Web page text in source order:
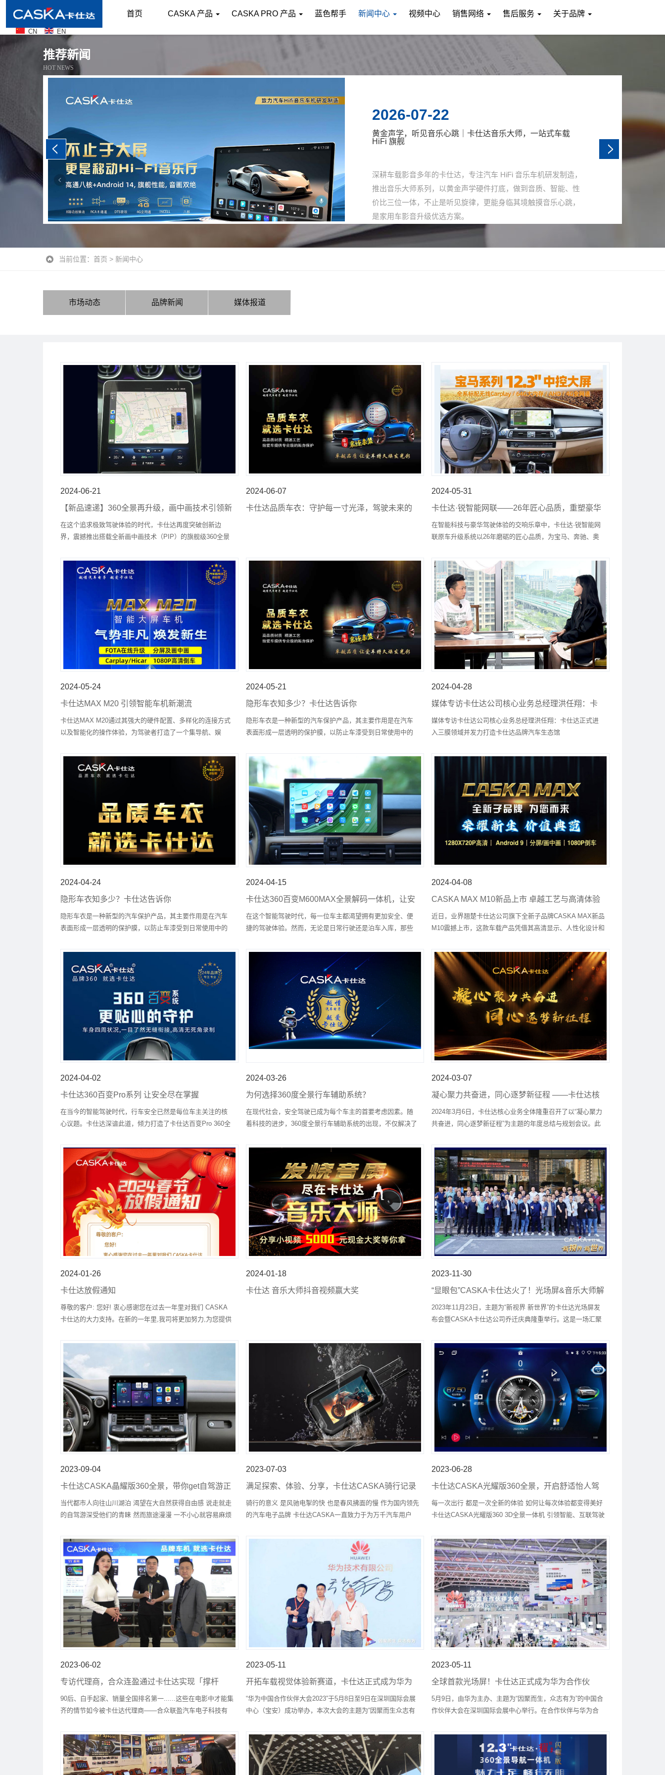
首页 CASKA 产品 CASKA PRO 产品 蓝色帮手 新闻中心 视频中心 销售网络 售后服务 关于品牌
CN EN
推荐新闻
HOT NEWS
2026-07-17
开车告别视觉盲区，CASKA PRO守护出行安全
日常开车，变道盲区、夜间泊车、窄路会车都是藏在路面的安全
隐患，尤其夜间、高速、山区路段，视线遮挡极易引发剐蹭事
故。作为深耕车载电子多年的老牌品牌，广东卡仕达 CASKA Pro
依托成熟研发供应链，推出 CAPRO-M600 CMS 全域全景驾驶辅
助系统，用硬核影像技术解决车主出行痛点。
当前位置： 首页 > 新闻中心
市场动态 品牌新闻 媒体报道
2024-06-21
【新品速递】360全景再升级，画中画技术引领新
风尚！
在这个追求极致驾驶体验的时代，卡仕达再度突破创新边
界，震撼推出搭载全新画中画技术（PIP）的旗舰级360全景
行赋予前所未有的安全与便捷。
2024-06-07
卡仕达品质车衣：守护每一寸光泽，驾驶未来的
2024-05-31
卡仕达·锐智能网联——26年匠心品质，重塑豪华
座驾新标准
在智能科技与豪华驾驶体验的交响乐章中，卡仕达·锐智能网
联原车升级系统以26年磨砺的匠心品质，为宝马、奔驰、奥
能升级。这不是一次简单的技术叠加，而是驾驶艺术与科技
的深度融合，让每一次出行都成为享受的开始
2024-05-24
卡仕达MAX M20 引领智能车机新潮流
卡仕达MAX M20通过其强大的硬件配置、多样化的连接方式
以及智能化的操作体验，为驾驶者打造了一个集导航、娱
焕发新生”的产品理念。
2024-05-21
隐形车衣知多少？卡仕达告诉你
隐形车衣是一种新型的汽车保护产品，其主要作用是在汽车
表面形成一层透明的保护膜，以防止车漆受到日常使用中的
2024-04-28
媒体专访卡仕达公司核心业务总经理洪任翔：卡
仕达正式进入三膜领域并发力打造卡仕达品牌汽
车生态馆
媒体专访卡仕达公司核心业务总经理洪任翔：卡仕达正式进
入三膜领域并发力打造卡仕达品牌汽车生态馆
2024-04-24
隐形车衣知多少？卡仕达告诉你
隐形车衣是一种新型的汽车保护产品，其主要作用是在汽车
表面形成一层透明的保护膜，以防止车漆受到日常使用中的
全贴合汽车表面，形成一种隐形的保护层，既不影响车辆的
外观，又能全面保护车漆，延长汽车的使用寿命。
2024-04-15
卡仕达360百变M600MAX全景解码一体机，让安
全无死角，护航每一程
在这个智能驾驶时代，每一位车主都渴望拥有更加安全、便
捷的驾驶体验。然而，无论是日常行驶还是泊车入库，那些
擦或碰撞。想要告别盲区带来的困扰，你的车载显示器需要
加装一台卡仕达360百变M600MAX全景解码一体机。
2024-04-08
CASKA MAX M10新品上市 卓越工艺与高清体验
的年度力作
​近日，业界翘楚卡仕达公司旗下全新子品牌CASKA MAX新品
M10震撼上市，这款车载产品凭借其高清显示、人性化设计和
本年度车载电子行业的巨献之作。
2024-04-02
卡仕达360百变Pro系列 让安全尽在掌握
在当今的智能驾驶时代，行车安全已然是每位车主关注的核
心议题。卡仕达深谙此道，倾力打造了卡仕达百变Pro 360全
趣。
2024-03-26
为何选择360度全景行车辅助系统？
在现代社会，安全驾驶已成为每个车主的首要考虑因素。随
着科技的进步，360度全景行车辅助系统的出现，不仅解决了
景中展现了无可比拟的优势，使其成为众多车主升级汽车安
2024-03-07
凝心聚力共奋进，同心逐梦新征程 ——卡仕达核
心业务沟通会圆满召开
2024年3月6日，卡仕达核心业务全体隆重召开了以“凝心聚力
共奋进，同心逐梦新征程”为主题的年度总结与规划会议。此
的征程。
2024-01-26
卡仕达放假通知
尊敬的客户: 您好! 衷心感谢您在过去一年里对我们 CASKA
卡仕达的大力支持。在新的一年里,我司将更加努力,为您提供
2024-01-18
卡仕达 音乐大师抖音视频赢大奖
2023-11-30
“显眼包”CASKA卡仕达火了！光场屏&音乐大师解
锁车载视听新时代
2023年11月23日，主题为“新视界 新世界”的卡仕达光场屏发
布会暨CASKA卡仕达公司乔迁庆典隆重举行。这是一场汇聚
节点。
2023-09-04
卡仕达CASKA晶耀版360全景，带你get自驾游正
确打开方式
当代都市人向往山川湖泊 渴望在大自然获得自由感 说走就走
的自驾游深受他们的青睐 然而旅途漫漫 一不小心就容易麻烦
景一体机 助你轻松出行
2023-07-03
满足探索、体验、分享，卡仕达CASKA骑行记录
仪C900陪你勇闯天涯
骑行的意义 是风驰电掣的快 也是春风拂面的慢 作为国内领先
的汽车电子品牌 卡仕达CASKA一直致力于为万千汽车用户
2023-06-28
卡仕达CASKA光耀版360全景，开启舒适怡人驾
驶体验
每一次出行 都是一次全新的体验 如何让每次体验都变得美好
卡仕达CASKA光耀版360 3D全景一体机 引领智能、互联驾驶
2023-06-02
专访代理商，合众连盈通过卡仕达实现「撑杆
跳」
90后、白手起家、销量全国排名第一......这些在电影中才能集
齐的情节如今被卡仕达代理商——合众联盈汽车电子科技有
2023-05-11
开拓车载视觉体验新赛道，卡仕达正式成为华为
合作伙伴
“华为中国合作伙伴大会2023”于5月8日至9日在深圳国际会展
中心（宝安）成功举办，本次大会的主题为“因聚而生众志有
一个面对面交流、合作机会。作为华为的合作伙伴、汽车电
子龙头企业的卡仕达，本次也受邀参会。
2023-05-11
全球首款光场屏！卡仕达正式成为华为合作伙
伴，开启智能驾驶舱的新纪元
5月9日，由华为主办、主题为“因聚而生，众志有为”的中国合
作伙伴大会在深圳国际会展中心举行。在合作伙伴与华为合
光场屏模组，赋能卡仕达光场引擎技术，由卡仕达集成整机
销售，充分发挥各自优势，共同创造极致体验和市场成果。